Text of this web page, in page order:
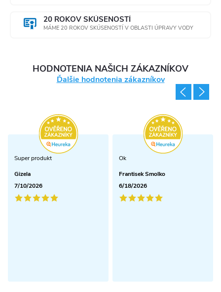
20 ROKOV SKÚSENOSTÍ
MÁME 20 ROKOV SKÚSENOSTÍ V OBLASTI ÚPRAVY VODY
HODNOTENIA NAŠICH ZÁKAZNÍKOV
Ďalšie hodnotenia zákazníkov
Super produkt
Gizela
7/10/2026
Ok
Frantisek Smolko
6/18/2026